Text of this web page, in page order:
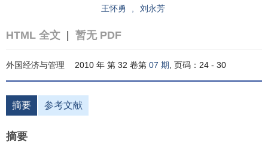
王怀勇 刘永芳
HTML 全文 暂无 PDF
外国经济与管理 2010 年 第 32 卷第 07 期 , 页码：24 - 30
摘要 参考文献
摘要